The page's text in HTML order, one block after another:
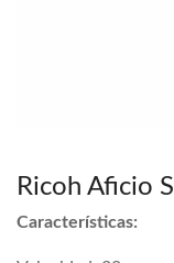
Ricoh Aficio
Características: